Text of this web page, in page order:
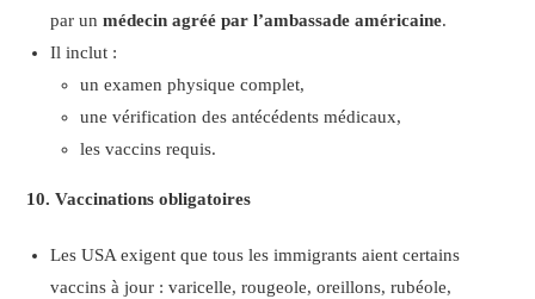
par unmédecin agréé par l’ambassade américaine.
Il inclut :
un examen physique complet,
une vérification des antécédents médicaux,
les vaccins requis.
10. Vaccinations obligatoires
Les USA exigent que tous les immigrants aient certains
vaccins à jour : varicelle, rougeole, oreillons, rubéole,